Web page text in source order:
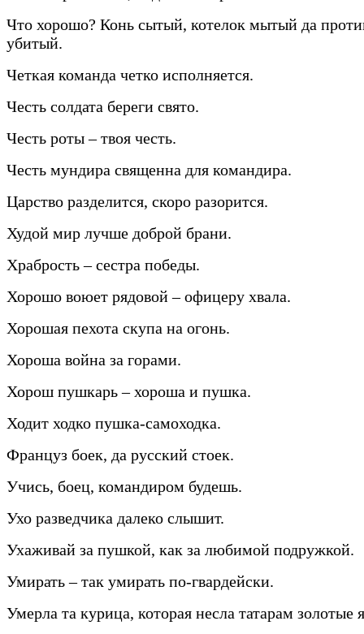
Что хорошо? Конь сытый, котелок мытый да
убитый.
Четкая команда четко исполняется.
Честь солдата береги свято.
Честь роты – твоя честь.
Честь мундира священна для командира.
Царство разделится, скоро разорится.
Худой мир лучше доброй брани.
Храбрость – сестра победы.
Хорошо воюет рядовой – офицеру хвала.
Хорошая пехота скупа на огонь.
Хороша война за горами.
Хорош пушкарь – хороша и пушка.
Ходит ходко пушка-самоходка.
Француз боек, да русский стоек.
Учись, боец, командиром будешь.
Ухо разведчика далеко слышит.
Ухаживай за пушкой, как за любимой подружкой.
Умирать – так умирать по-гвардейски.
Умерла та курица, которая несла татарам золотые